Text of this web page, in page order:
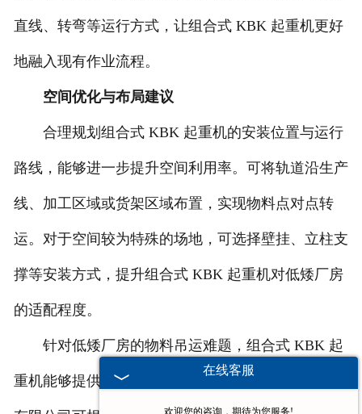
直线、转弯等运行方式，让组合式 KBK 起重机更好
地融入现有作业流程。
空间优化与布局建议
合理规划组合式 KBK 起重机的安装位置与运行
路线，能够进一步提升空间利用率。可将轨道沿生产
线、加工区域或货架区域布置，实现物料点对点转
运。对于空间较为特殊的场地，可选择壁挂、立柱支
撑等安装方式，提升组合式 KBK 起重机对低矮厂房
的适配程度。
针对低矮厂房的物料吊运难题，组合式 KBK 起
重机能够提供实用的解决方案。河南省时代输送设备
在线客服
欢迎您的咨询，期待为您服务!